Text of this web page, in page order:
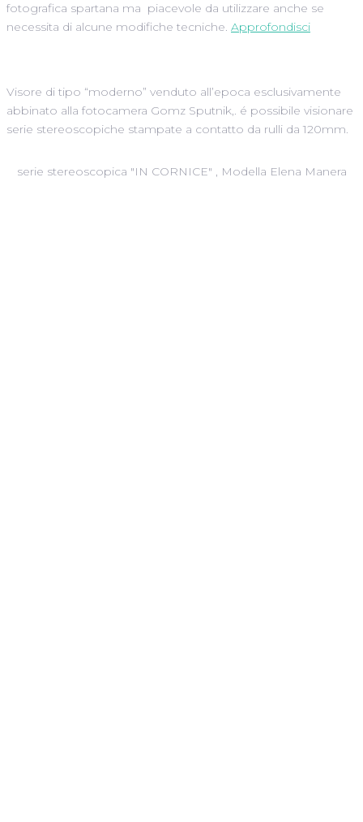
fotografica spartana ma piacevole da utilizzare anche se
necessita di alcune modifiche tecniche. Approfondisci
Visore di tipo “moderno” venduto all’epoca esclusivamente
abbinato alla fotocamera Gomz Sputnik,. é possibile visionare
serie stereoscopiche stampate a contatto da rulli da 120mm.
serie stereoscopica "IN CORNICE" , Modella Elena Manera